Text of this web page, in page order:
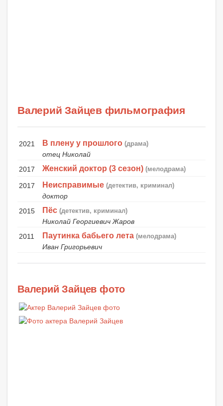
Валерий Зайцев фильмография
2021 В плену у прошлого (драма)
отец Николай
2017
Женский доктор (3 сезон) (мелодрама)
2017 Неисправимые (детектив, криминал)
доктор
2015
Пёс (детектив, криминал)
Николай Георгиевич Жаров
2011
Паутинка бабьего лета (мелодрама)
Иван Григорьевич
Валерий Зайцев фото